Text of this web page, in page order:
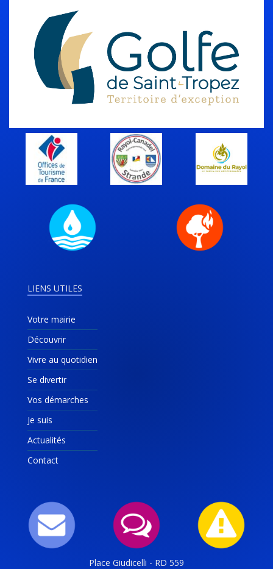
LIENS UTILES
Votre mairie
Découvrir
Vivre au quotidien
Se divertir
Vos démarches
Je suis
Actualités
Contact
Place Giudicelli - RD 559